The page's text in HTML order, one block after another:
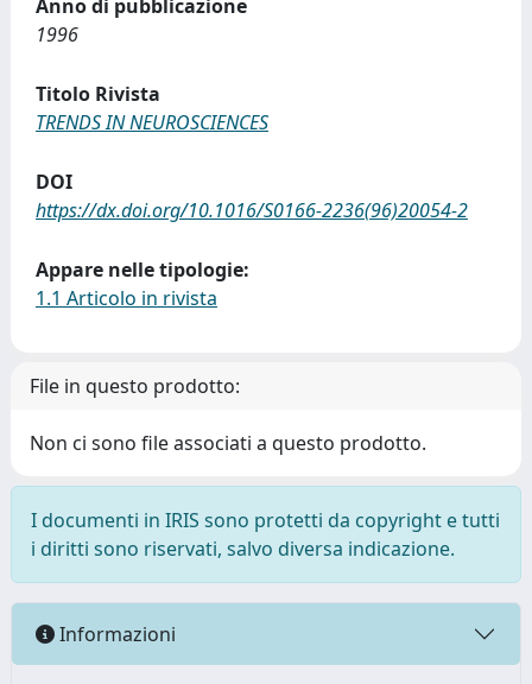
Anno di pubblicazione
1996
Titolo Rivista
TRENDS IN NEUROSCIENCES
DOI
https://dx.doi.org/10.1016/S0166-2236(96)20054-2
Appare nelle tipologie:
1.1 Articolo in rivista
File in questo prodotto:
Non ci sono file associati a questo prodotto.
I documenti in IRIS sono protetti da copyright e tutti
i diritti sono riservati, salvo diversa indicazione.
Informazioni